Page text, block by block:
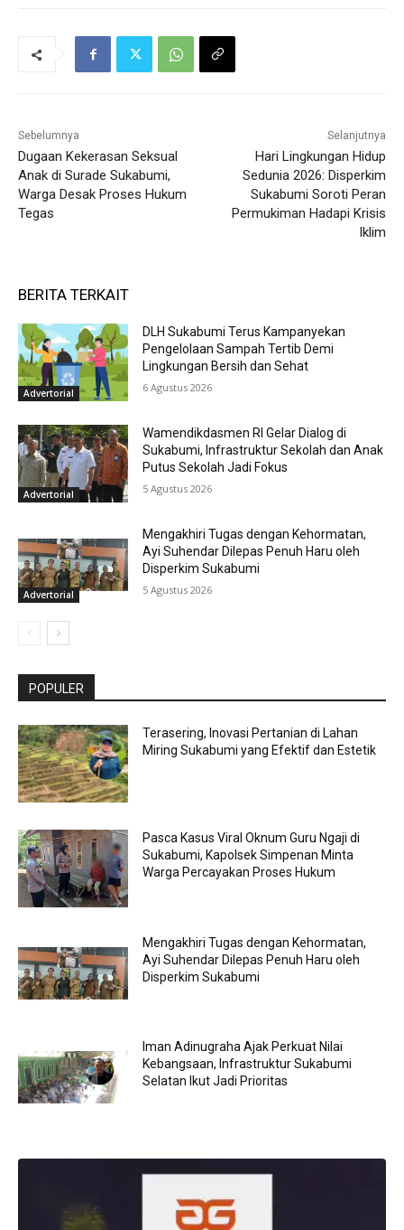
Sebelumnya
Dugaan Kekerasan Seksual
Anak di Surade Sukabumi,
Warga Desak Proses Hukum
Tegas
Selanjutnya
Hari Lingkungan Hidup
Sedunia 2026: Disperkim
Sukabumi Soroti Peran
Permukiman Hadapi Krisis
Iklim
BERITA TERKAIT
Advertorial
DLH Sukabumi Terus Kampanyekan
Pengelolaan Sampah Tertib Demi
Lingkungan Bersih dan Sehat
6 Agustus 2026
Advertorial
Wamendikdasmen RI Gelar Dialog di
Sukabumi, Infrastruktur Sekolah dan Anak
Putus Sekolah Jadi Fokus
5 Agustus 2026
Advertorial
Mengakhiri Tugas dengan Kehormatan,
Ayi Suhendar Dilepas Penuh Haru oleh
Disperkim Sukabumi
5 Agustus 2026
POPULER
Terasering, Inovasi Pertanian di Lahan
Miring Sukabumi yang Efektif dan Estetik
Pasca Kasus Viral Oknum Guru Ngaji di
Sukabumi, Kapolsek Simpenan Minta
Warga Percayakan Proses Hukum
Mengakhiri Tugas dengan Kehormatan,
Ayi Suhendar Dilepas Penuh Haru oleh
Disperkim Sukabumi
Iman Adinugraha Ajak Perkuat Nilai
Kebangsaan, Infrastruktur Sukabumi
Selatan Ikut Jadi Prioritas